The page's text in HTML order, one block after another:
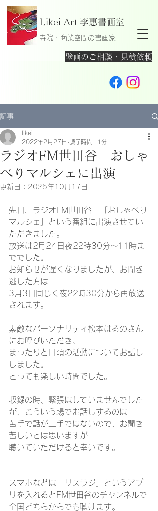
Likei Art 李惠書画室
寺院・商業空間の書画家
壁画のご相談・見積依頼
記事
ラジオFM世田谷 おしゃ
べりマルシェに出演
likei
2022年2月27日 読了時間: 1分
更新日： 2025年10月17日
先日、ラジオFM世田谷　「おしゃべり
マルシェ」という番組に出演させてい
ただきました。
放送は2月24日夜22時30分〜11時ま
ででした。
お知らせが遅くなりましたが、お聞き
逃した方は
3月3日同じく夜22時30分から再放送
されます。
素敵なパーソナリティ松本はるのさん
にお呼びいただき、
まったりと日頃の活動についてお話し
しました。
とっても楽しい時間でした。
収録の時、緊張はしていませんでした
が、こういう場でお話しするのは
苦手で話が上手ではないので、お聞き
苦しいとは思いますが
聴いていただけると幸いです。
スマホなどは「リスラジ」というアプ
リを入れるとFM世田谷のチャンネルで
全国どちらからでも聴けます。